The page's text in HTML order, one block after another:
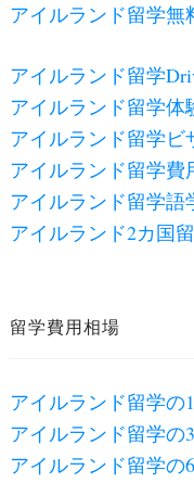
アイルランド留学無
アイルランド留学
アイルランド留学体
アイルランド留学ビ
アイルランド留学費
アイルランド留学語
アイルランド2カ国
留学費用相場
アイルランド留学の
アイルランド留学の
アイルランド留学の